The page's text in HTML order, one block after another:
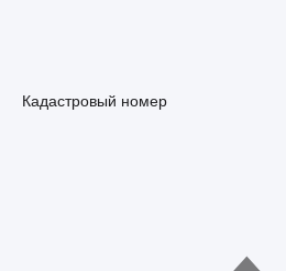
Кадастровый номер